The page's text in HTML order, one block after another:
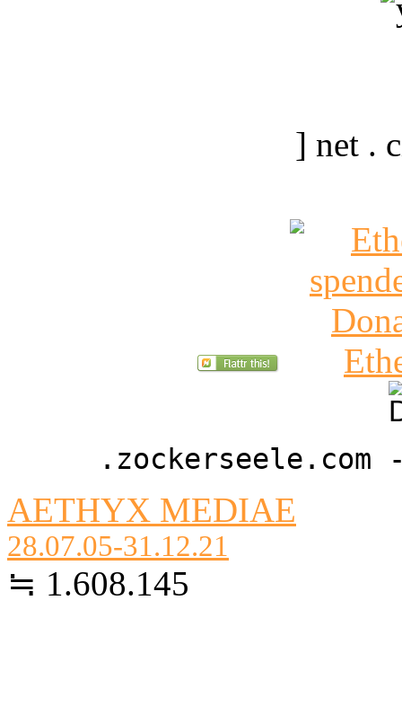
] net .
AETHYX MEDIAE
28.07.05-31.12.21
≒ 1.608.145